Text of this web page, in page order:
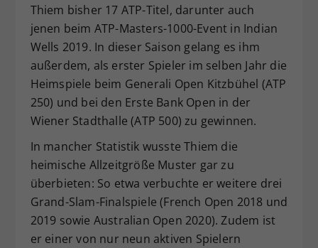
Thiem bisher 17 ATP-Titel, darunter auch
jenen beim ATP-Masters-1000-Event in Indian
Wells 2019. In dieser Saison gelang es ihm
außerdem, als erster Spieler im selben Jahr die
Heimspiele beim Generali Open Kitzbühel (ATP
250) und bei den Erste Bank Open in der
Wiener Stadthalle (ATP 500) zu gewinnen.
In mancher Statistik wusste Thiem die
heimische Allzeitgröße Muster gar zu
überbieten: So etwa verbuchte er weitere drei
Grand-Slam-Finalspiele (French Open 2018 und
2019 sowie Australian Open 2020). Zudem ist
er einer von nur neun aktiven Spielern